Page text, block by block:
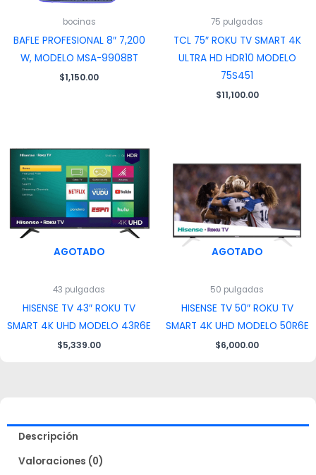
bocinas
BAFLE PROFESIONAL 8″ 7,200
W, MODELO MSA-9908BT
$1,150.00
75 pulgadas
TCL 75″ ROKU TV SMART 4K
ULTRA HD HDR10 MODELO
75S451
$11,100.00
AGOTADO
43 pulgadas
HISENSE TV 43″ ROKU TV
SMART 4K UHD MODELO 43R6E
$5,339.00
AGOTADO
50 pulgadas
HISENSE TV 50″ ROKU TV
SMART 4K UHD MODELO 50R6E
$6,000.00
Descripción
Valoraciones (0)